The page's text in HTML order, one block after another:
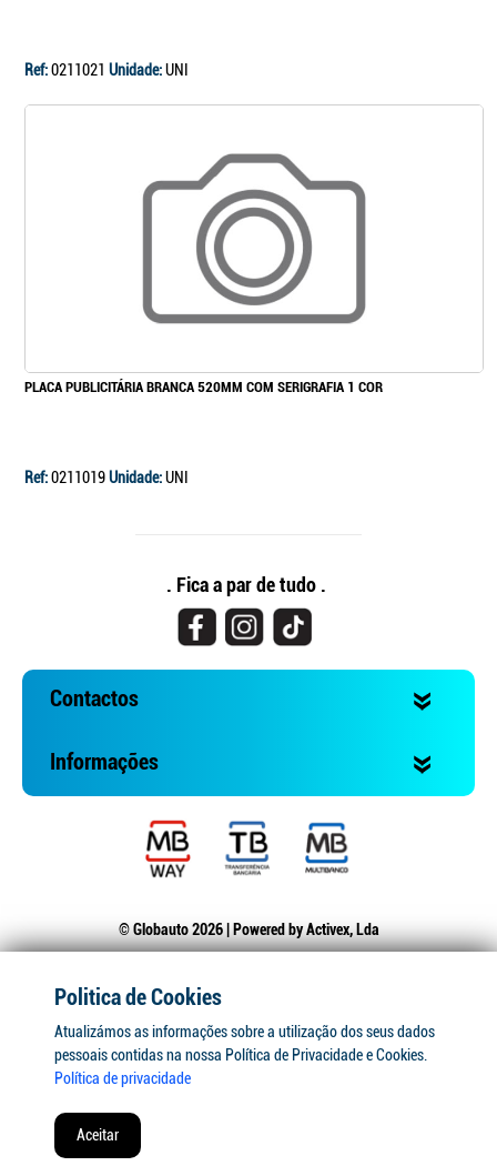
Ref:0211021 Unidade:UNI
PLACA PUBLICITÁRIA BRANCA 520MM COM SERIGRAFIA 1 COR
Ref:0211019Unidade:UNI
. Fica a par de tudo .
Contactos
Informações
© Globauto 2026 | Powered byActivex, Lda
Politica de Cookies
Atualizámos as informações sobre a utilização dos seus dados
pessoais contidas na nossa Política de Privacidade e Cookies.
Política de privacidade
Aceitar